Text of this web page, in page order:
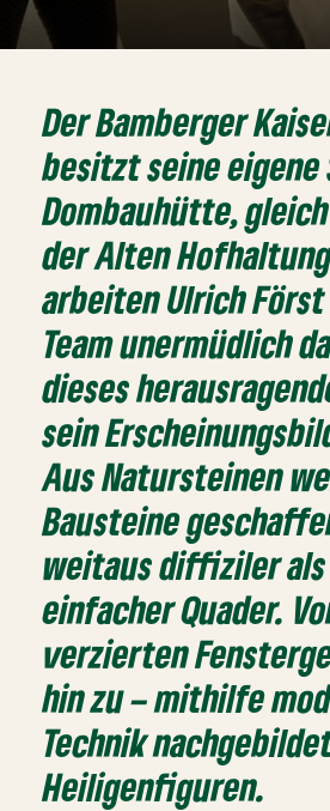
Der Bamberger
besitzt seine
Dombauhütte,
der Alten
arbeiten Ulrich
Team unermüdlich
dieses
sein
Aus Natursteinen
Bausteine
weitaus diffiziler
einfacher Quader.
verzierten
hin zu – mithilfe
Technik
Heiligenfiguren.